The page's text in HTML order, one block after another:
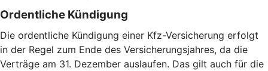
Ordentliche Kündigung
Die ordentliche Kündigung einer Kfz-Versicherung erfolgt
in der Regel zum Ende des Versicherungsjahres, da die
Verträge am 31. Dezember auslaufen. Das gilt auch für die